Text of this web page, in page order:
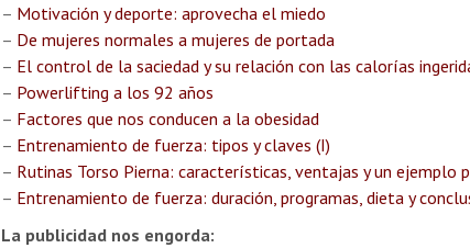
– Motivación y deporte: aprovecha el miedo
– De mujeres normales a mujeres de portada
– El control de la saciedad y su relación con las calorías
– Powerlifting a los 92 años
– Factores que nos conducen a la obesidad
– Entrenamiento de fuerza: tipos y claves (I)
– Rutinas Torso Pierna: características, ventajas y un ejemplo
– Entrenamiento de fuerza: duración, programas, dieta y
La publicidad nos engorda: